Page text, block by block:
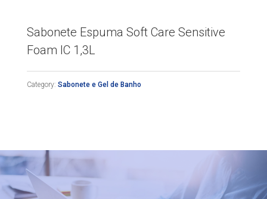
Sabonete Espuma Soft Care Sensitive
Foam IC 1,3L
Category: Sabonete e Gel de Banho